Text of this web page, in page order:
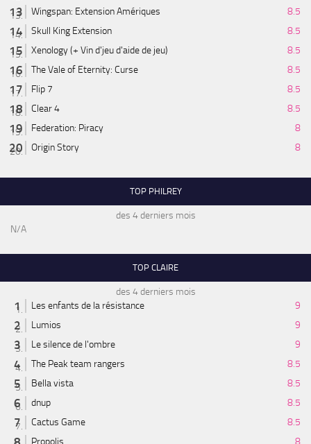
Wingspan: Extension Amériques
8.5
Skull King Extension
8.5
Xenology (+ Vin d'jeu d'aide de jeu)
8.5
The Vale of Eternity: Curse
8.5
Flip 7
8.5
Clear 4
8.5
Federation: Piracy
8
Origin Story
8
TOP PHILREY
des 4 derniers mois
N/A
TOP CLAIRE
des 4 derniers mois
Les enfants de la résistance
9
Lumios
9
Le silence de l'ombre
9
The Peak team rangers
8.5
Bella vista
8.5
dnup
8.5
Cactus Game
8.5